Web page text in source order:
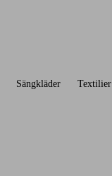
Sängkläder Textilier